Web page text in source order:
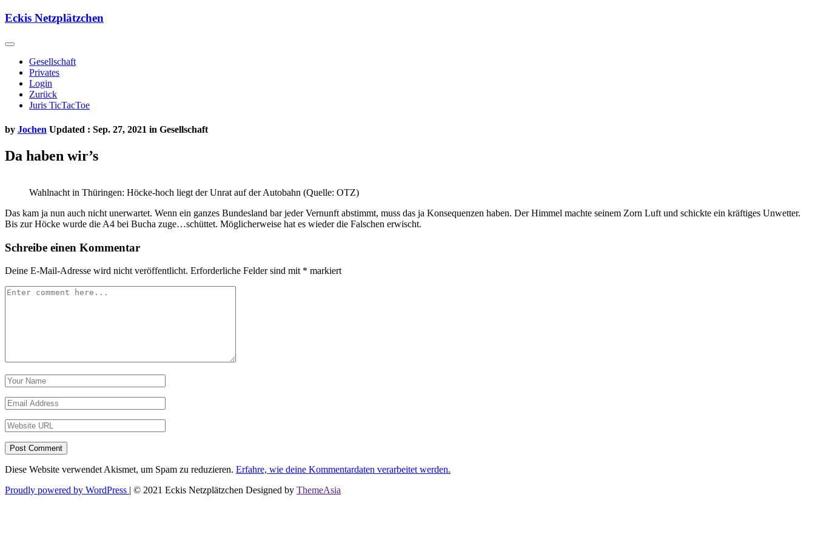
Skip
Eckis Netzplätzchen
Gesellschaft
Privates
Login
Zurück
Juris TicTacToe
by Jochen Updated : Sep. 27, 2021 in Gesellschaft
Da haben wir’s
Wahlnacht in Thüringen: Höcke-hoch liegt der Unrat auf der Autobahn (Quelle: OTZ)
Das kam ja nun auch nicht unerwartet. Wenn ein ganzes Bundesland bar jeder Vernunft abstimmt, muss das ja Konsequenzen haben. Der Himmel machte seinem Zorn Luft und schickte ein kräftiges Unwetter.
Bis zur Höcke wurde die A4 bei Bucha zuge…schüttet. Möglicherweise hat es wieder die Falschen erwischt.
Schreibe einen Kommentar
Deine E-Mail-Adresse wird nicht veröffentlicht. Erforderliche Felder sind mit * markiert
Post Comment
Diese Website verwendet Akismet, um Spam zu reduzieren. Erfahre, wie deine Kommentardaten verarbeitet werden.
Beitragsnavigation
Proudly powered by WordPress | © 2021 Eckis Netzplätzchen Designed by ThemeAsia